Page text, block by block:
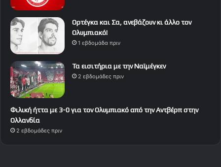
Ορτέγκα και Σα, ανεβάζουν κι άλλο τον
Ολυμπιακό!
1 εβδομάδα πριν
Τα εισιτήρια με την Ναϊμέγκεν
2 εβδομάδες πριν
Φιλική ήττα με 3-0 για τον Ολυμπιακό από την Αντβέρπ στην
Ολλανδία
2 εβδομάδες πριν